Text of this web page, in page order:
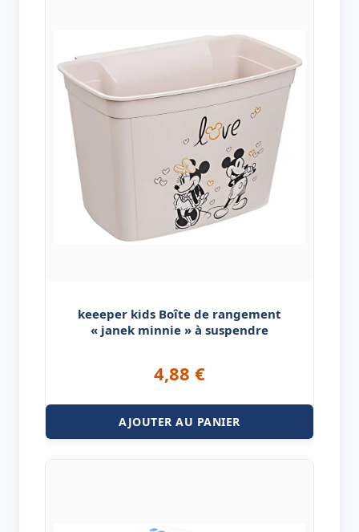
keeeper kids Boîte de rangement
« janek minnie » à suspendre
4,88 €
AJOUTER AU PANIER